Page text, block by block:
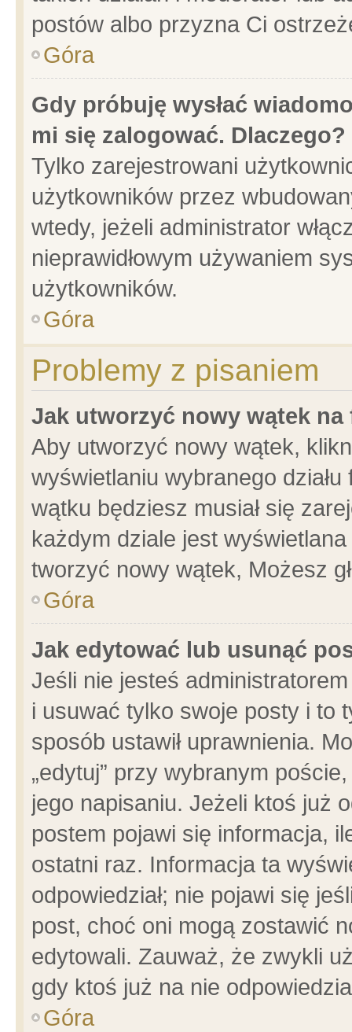
postów albo przyzna Ci
Góra
Gdy próbuję wysłać
mi się zalogować. Dlaczego?
Tylko zarejestrowani
użytkowników przez
wtedy, jeżeli administrator
nieprawidłowym używaniem
użytkowników.
Góra
Problemy z pisaniem
Jak utworzyć nowy wątek na
Aby utworzyć nowy wątek,
wyświetlaniu wybranego
wątku będziesz musiał się
każdym dziale jest
tworzyć nowy wątek, Możesz
Góra
Jak edytować lub usunąć
Jeśli nie jesteś
i usuwać tylko swoje posty i to
sposób ustawił uprawnienia.
„edytuj” przy wybranym
jego napisaniu. Jeżeli ktoś już
postem pojawi się informacja,
ostatni raz. Informacja ta
odpowiedział; nie pojawi się
post, choć oni mogą zostawić
edytowali. Zauważ, że zwykli
gdy ktoś już na nie
Góra